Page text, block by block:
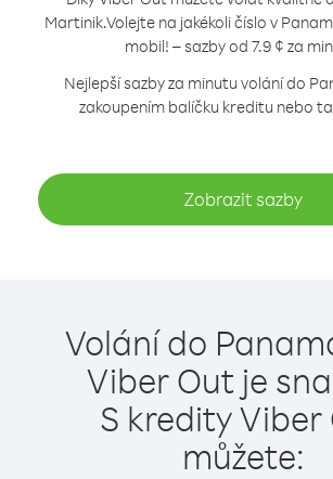
Martinik.Volejte na jakékoli číslo v
mobil! – sazby od 7.9 ¢ za
Nejlepší sazby za minutu volání do
zakoupením balíčku kreditu nebo
Zobrazit sazby
Volání do
Viber Out je
S kredity Viber
můžete: